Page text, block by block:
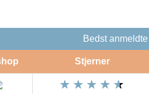
Bedst
Stjerner